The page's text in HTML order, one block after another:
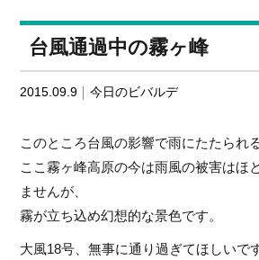
台風通過中の霧ヶ峰
2015.09.9 今日のビバルデ
このところ台風の影響で雨にたたられ
ここ霧ヶ峰高原の今は雨風の被害はほ
ませんが、
霧が立ち込め幻想的な景色です。
大風18号、無事に通り過ぎてほしいで